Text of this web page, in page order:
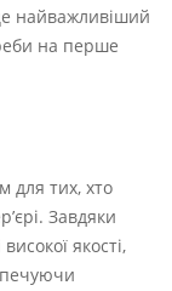
найважливіший
на перше
для тих, хто
Завдяки
якості,